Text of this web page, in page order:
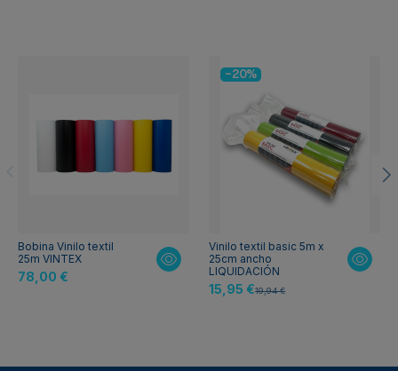
Bobina Vinilo textil
25m VINTEX
78,00 €
-20%
Vinilo textil basic 5m x
25cm ancho
LIQUIDACIÓN
15,95 €19,94 €